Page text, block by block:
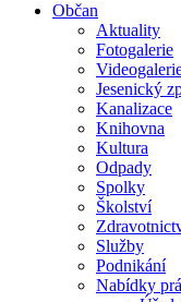
Občan
Aktuality
Fotogalerie
Jesenický
Kanalizace
Knihovna
Kultura
Odpady
Spolky
Školství
Služby
Podnikání
Nabídky